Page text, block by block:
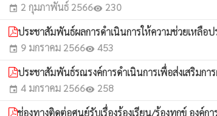
event 2 กุมภาพันธ์ 2566visibility 230
ประชาสัมพันธ์ผลการดำเนินการให้ความช่วยเหลื
event 9 มกราคม 2566visibility 453
ประชาสัมพันธ์รณรงค์การดำเนินการเพื่อส่งเสริมก
event 4 มกราคม 2566visibility 258
ช่องทางติดต่อศูนย์รับเรื่องร้องเรียน/ร้องทุกข์ องค์ก